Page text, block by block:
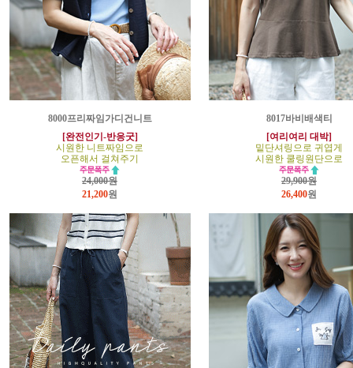
8000프리짜임가디건니트
[완전인기-반응굿]
시원한 니트짜임으로
오픈해서 걸쳐주기
24,000원
21,200원
8017바비배색티
[여리여리 대박]
밑단셔링으로 귀엽게
시원한 쿨링원단으로
29,900원
26,400원